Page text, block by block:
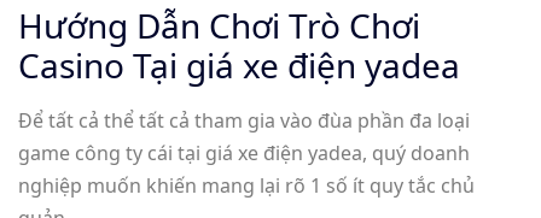
Hướng Dẫn Chơi Trò Chơi
Casino Tại giá xe điện yadea
Để tất cả thể tất cả tham gia vào đùa phần đa loại
game công ty cái tại giá xe điện yadea, quý doanh
nghiệp muốn khiến mang lại rõ 1 số ít quy tắc chủ